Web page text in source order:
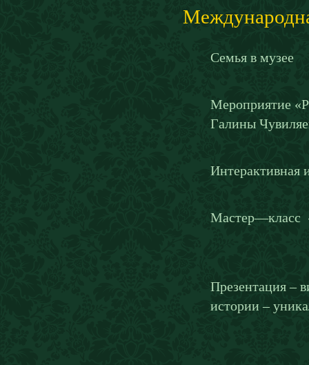
Семья в музее
Мероприятие
Галины
Интерактивная
Мастер—класс
Презентация –
истории –